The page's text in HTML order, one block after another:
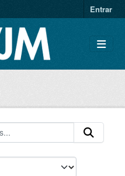
Entrar